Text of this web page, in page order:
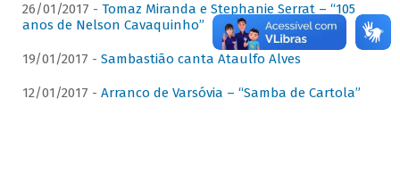
26/01/2017 - Tomaz Miranda e Stephanie Serrat – “105
anos de Nelson Cavaquinho”
19/01/2017 - Sambastião canta Ataulfo Alves
12/01/2017 - Arranco de Varsóvia – “Samba de Cartola”